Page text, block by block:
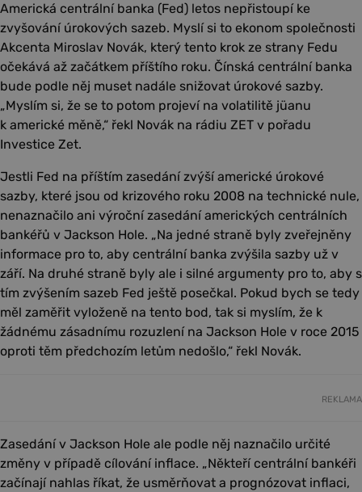
Americká centrální banka (Fed) letos nepřistoupí ke
zvyšování úrokových sazeb. Myslí si to ekonom společnosti
Akcenta Miroslav Novák, který tento krok ze strany Fedu
očekává až začátkem příštího roku. Čínská centrální banka
bude podle něj muset nadále snižovat úrokové sazby.
„Myslím si, že se to potom projeví na volatilitě jüanu
k americké měně,“ řekl Novák na rádiu ZET v pořadu
Investice Zet.
Jestli Fed na příštím zasedání zvýší americké úrokové
sazby, které jsou od krizového roku 2008 na technické nule,
nenaznačilo ani výroční zasedání amerických centrálních
bankéřů v Jackson Hole. „Na jedné straně byly zveřejněny
informace pro to, aby centrální banka zvýšila sazby už v
září. Na druhé straně byly ale i silné argumenty pro to, aby s
tím zvýšením sazeb Fed ještě posečkal. Pokud bych se tedy
měl zaměřit vyloženě na tento bod, tak si myslím, že k
žádnému zásadnímu rozuzlení na Jackson Hole v roce 2015
oproti těm předchozím letům nedošlo,“ řekl Novák.
REKLAMA
Zasedání v Jackson Hole ale podle něj naznačilo určité
změny v případě cílování inflace. „Někteří centrální bankéři
začínají nahlas říkat, že usměrňovat a prognózovat inflaci,